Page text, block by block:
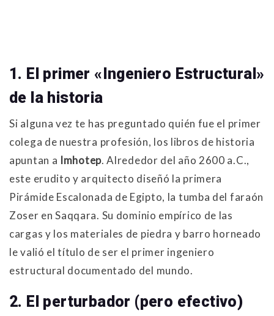
1. El primer «Ingeniero Estructural»
de la historia
Si alguna vez te has preguntado quién fue el primer
colega de nuestra profesión, los libros de historia
apuntan a Imhotep. Alrededor del año 2600 a.C.,
este erudito y arquitecto diseñó la primera
Pirámide Escalonada de Egipto, la tumba del faraón
Zoser en Saqqara. Su dominio empírico de las
cargas y los materiales de piedra y barro horneado
le valió el título de ser el primer ingeniero
estructural documentado del mundo.
2. El perturbador (pero efectivo)